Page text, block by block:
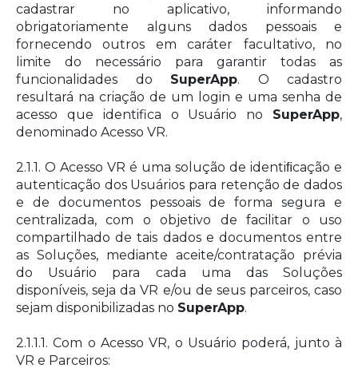
cadastrar no aplicativo, informando
obrigatoriamente alguns dados pessoais e
fornecendo outros em caráter facultativo, no
limite do necessário para garantir todas as
funcionalidades do SuperApp. O cadastro
resultará na criação de um login e uma senha de
acesso que identifica o Usuário no SuperApp,
denominado Acesso VR.
2.1.1. O Acesso VR é uma solução de identiﬁcação e
autenticação dos Usuários para retenção de dados
e de documentos pessoais de forma segura e
centralizada, com o objetivo de facilitar o uso
compartilhado de tais dados e documentos entre
as Soluções, mediante aceite/contratação prévia
do Usuário para cada uma das Soluções
disponíveis, seja da VR e/ou de seus parceiros, caso
sejam disponibilizadas no SuperApp.
2.1.1.1. Com o Acesso VR, o Usuário poderá, junto à
VR e Parceiros: